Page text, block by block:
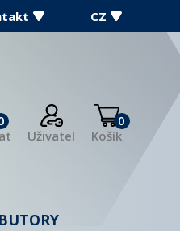
CZ
Uživatel
0
Košík